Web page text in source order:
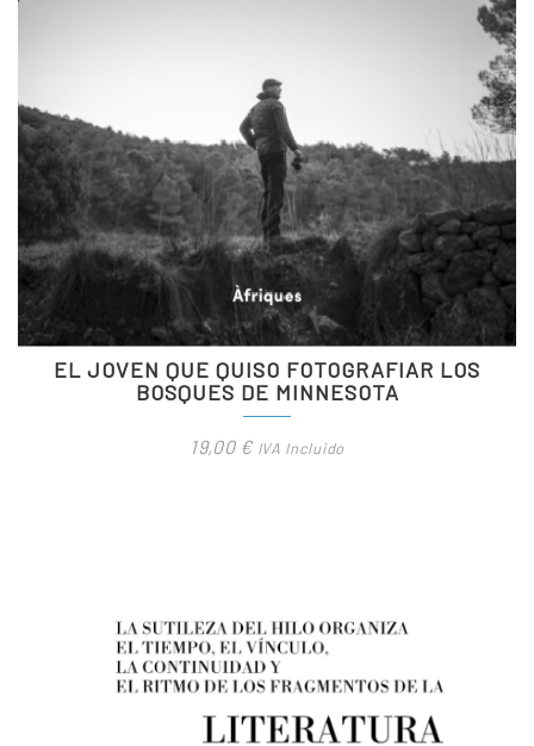
EL JOVEN QUE QUISO FOTOGRAFIAR LOS
BOSQUES DE MINNESOTA
19,00 € IVA Incluido